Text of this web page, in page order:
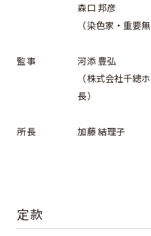
森口 邦彦
（染色家・重要
監事
河添 豊弘
（株式会社千總
⻑）
所長 加藤 結理子
定款